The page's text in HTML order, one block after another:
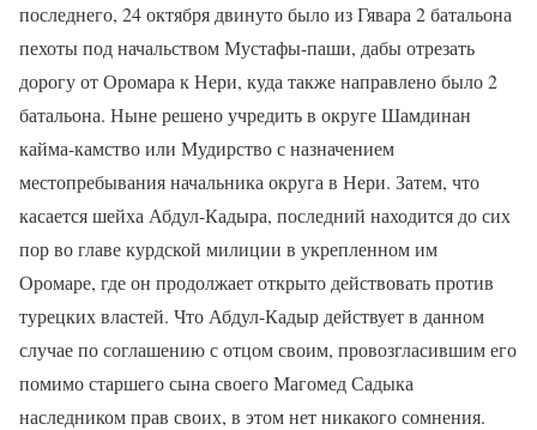
последнего, 24 октября двинуто было из Гявара 2 батальона
пехоты под начальством Мустафы-паши, дабы отрезать
дорогу от Оромара к Нери, куда также направлено было 2
батальона. Ныне решено учредить в округе Шамдинан
кайма-камство или Мудирство с назначением
местопребывания начальника округа в Нери. Затем, что
касается шейха Абдул-Кадыра, последний находится до сих
пор во главе курдской милиции в укрепленном им
Оромаре, где он продолжает открыто действовать против
турецких властей. Что Абдул-Кадыр действует в данном
случае по соглашению с отцом своим, провозгласившим его
помимо старшего сына своего Магомед Садыка
наследником прав своих, в этом нет никакого сомнения.